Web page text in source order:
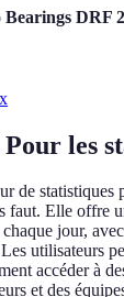
DRF
Pour les
de statistiques
faut. Elle offre
jour,
utilisateurs
accéder à
et des